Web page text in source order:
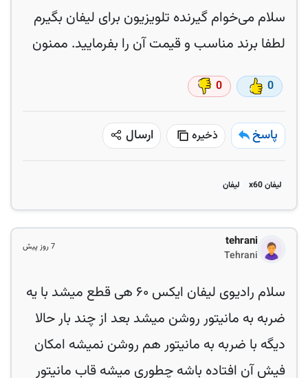
سلام می‌خوام گیرنده تلویزیون برای لیفان بگیرم
لطفا برند مناسب و قیمت آن را بفرمایید. ممنون
0
0
پاسخ ذخیره ارسال
لیفان x60 لیفان
tehrani
Tehrani
7 روز پیش
سلام رادیوی لیفان ایکس ۶۰ هی قطع میشد با یه
ضربه به مانیتور روشن میشد بعد از چند بار حالا
دیگه با ضربه به مانیتور هم روشن نمیشه امکان
فیش آن افتاده باشه چطوری میشه قاب مانیتور